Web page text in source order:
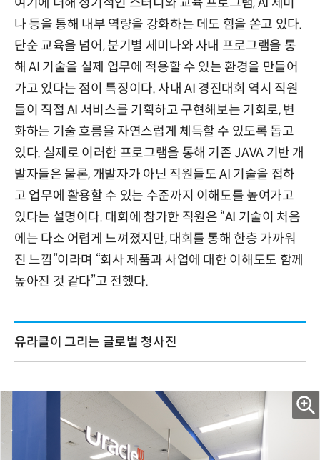
나 등을 통해 내부 역량을 강화하는 데도 힘을 쏟고 있다.
단순 교육을 넘어, 분기별 세미나와 사내 프로그램을 통
해 AI 기술을 실제 업무에 적용할 수 있는 환경을 만들어
가고 있다는 점이 특징이다. 사내 AI 경진대회 역시 직원
들이 직접 AI 서비스를 기획하고 구현해보는 기회로, 변
화하는 기술 흐름을 자연스럽게 체득할 수 있도록 돕고
있다. 실제로 이러한 프로그램을 통해 기존 JAVA 기반 개
발자들은 물론, 개발자가 아닌 직원들도 AI 기술을 접하
고 업무에 활용할 수 있는 수준까지 이해도를 높여가고
있다는 설명이다. 대회에 참가한 직원은 “AI 기술이 처음
에는 다소 어렵게 느껴졌지만, 대회를 통해 한층 가까워
진 느낌”이라며 “회사 제품과 사업에 대한 이해도도 함께
높아진 것 같다”고 전했다.
유라클이 그리는 글로벌 청사진